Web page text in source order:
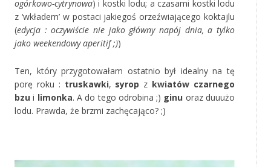
ogórkowo-cytrynowa) i kostki lodu; a czasami kostki lodu
z ‘wkładem’ w postaci jakiegoś orzeźwiającego koktajlu
(edycja : oczywiście nie jako główny napój dnia, a tylko
jako weekendowy aperitif ;))
Ten, który przygotowałam ostatnio był idealny na tę
porę roku : truskawki, syrop z kwiatów czarnego
bzui limonka. A do tego odrobina ;) ginu oraz duuużo
lodu. Prawda, że brzmi zachęcająco? ;)